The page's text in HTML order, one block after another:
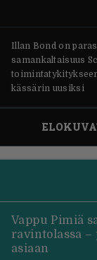
Illan Bond on
samankaltaisuus
kässärin uusiksi
Vappu Pimiä
ravintolassa –
asiaan